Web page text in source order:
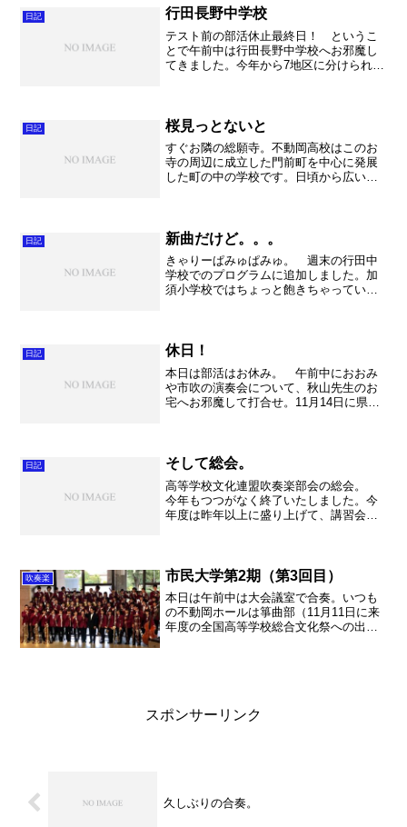
日記 行田長野中学校
テスト前の部活休止最終日！ というこ
とで午前中は行田長野中学校へお邪魔し
てきました。今年から7地区に分けられた
生が不動岡高校吹奏楽部...
日記 桜見っとないと
すぐお隣の総願寺。不動岡高校はこのお
寺の周辺に成立した門前町を中心に発展
した町の中の学校です。日頃から広い駐
支援を頂いております。 ...
日記 新曲だけど。。。
きゃりーぱみゅぱみゅ。 週末の行田中
学校でのプログラムに追加しました。加
須小学校ではちょっと飽きちゃっていた
ーメドレーの登場。 最初...
日記 休日！
本日は部活はお休み。 午前中におおみ
や市吹の演奏会について、秋山先生のお
宅へお邪魔して打合せ。11月14日に県民
～！ 午後は紀調くん...
日記 そして総会。
高等学校文化連盟吹奏楽部会の総会。
今年もつつがなく終了いたしました。今
年度は昨年以上に盛り上げて、講習会を
にしていて下さい！ さて...
吹奏楽 市民大学第2期（第3回目）
本日は午前中は大会議室で合奏。いつも
の不動岡ホールは箏曲部（11月11日に来
年度の全国高等学校総合文化祭への出場
スポンサーリンク
久しぶりの合奏。